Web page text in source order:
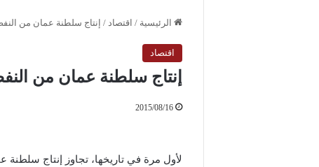
الرئيسية / اقتصاد / إنتاج سلطنة عمان من
اقتصاد
إنتاج سلطنة عمان من
2015/08/16
لأول مرة في تاريخها، تجاوز إنتاج